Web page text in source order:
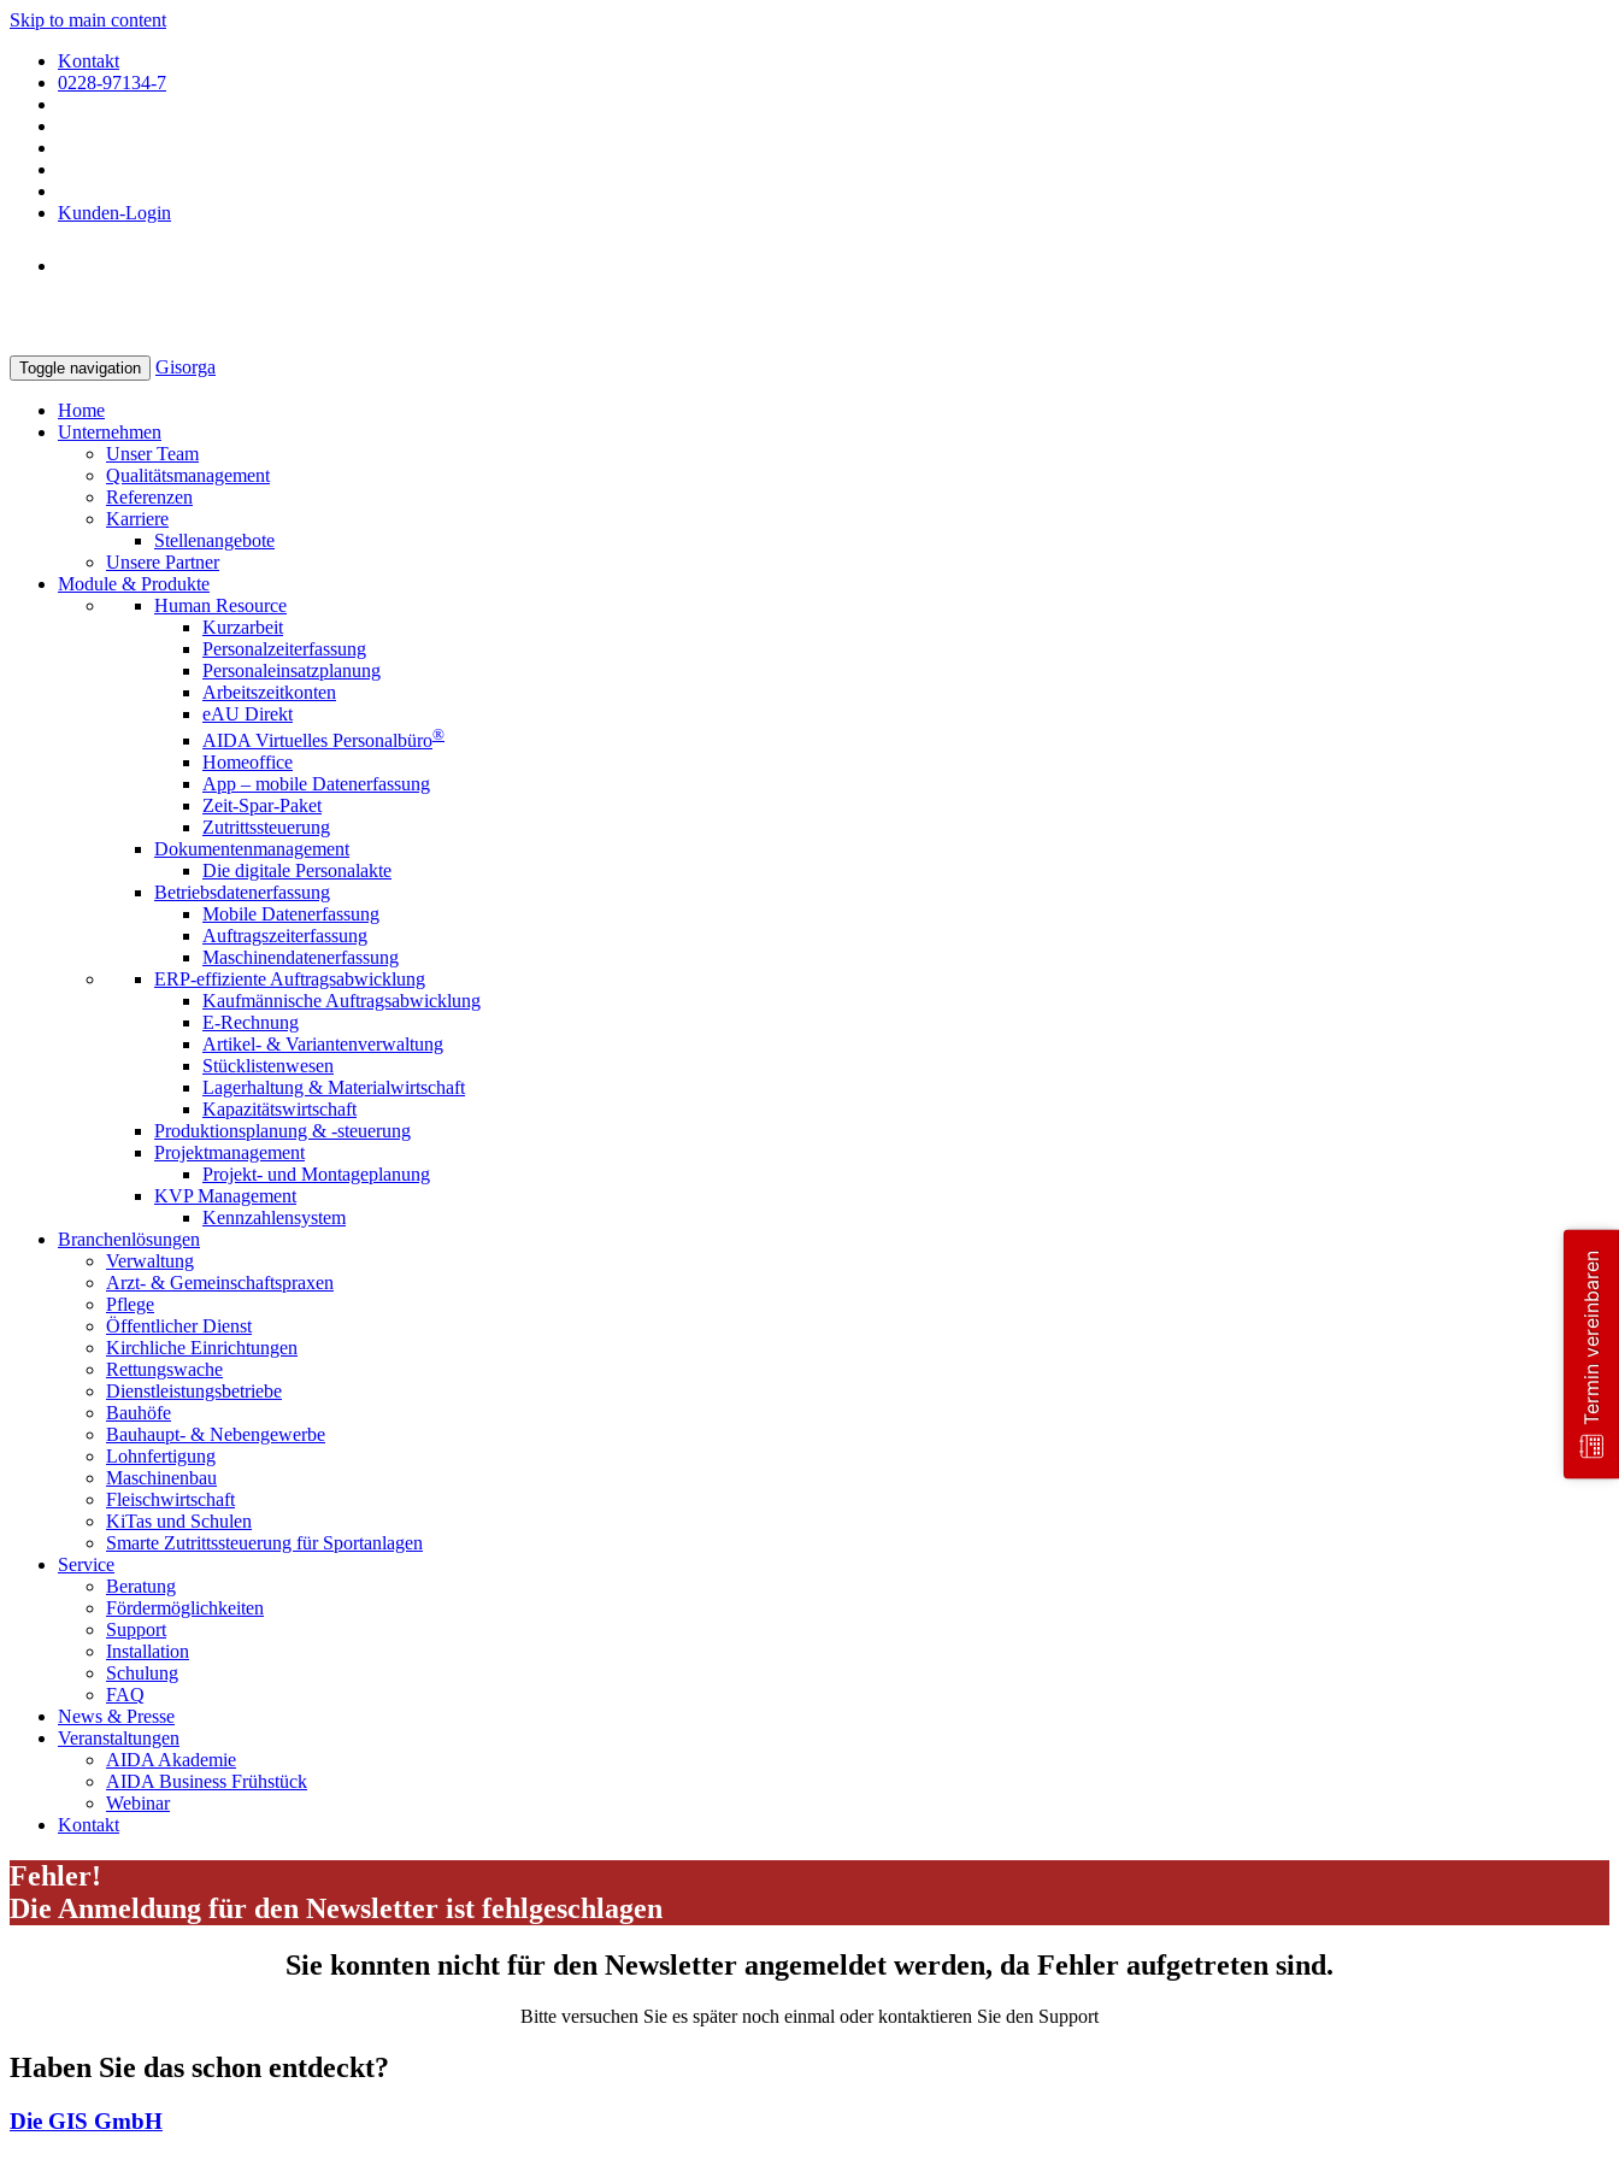
Skip to main content
Kontakt
0228-97134-7
Kunden-Login
Toggle navigation Gisorga
Home
Unternehmen
Unser Team
Qualitätsmanagement
Referenzen
Karriere
Stellenangebote
Unsere Partner
Module & Produkte
Human Resource
Kurzarbeit
Personalzeiterfassung
Personaleinsatzplanung
Arbeitszeitkonten
eAU Direkt
AIDA Virtuelles Personalbüro®
Homeoffice
App – mobile Datenerfassung
Zeit-Spar-Paket
Zutrittssteuerung
Dokumentenmanagement
Die digitale Personalakte
Betriebsdatenerfassung
Mobile Datenerfassung
Auftragszeiterfassung
Maschinendatenerfassung
ERP-effiziente Auftragsabwicklung
Kaufmännische Auftragsabwicklung
E-Rechnung
Artikel- & Variantenverwaltung
Stücklistenwesen
Lagerhaltung & Materialwirtschaft
Kapazitätswirtschaft
Produktionsplanung & -steuerung
Projektmanagement
Projekt- und Montageplanung
KVP Management
Kennzahlensystem
Branchenlösungen
Verwaltung
Arzt- & Gemeinschaftspraxen
Pflege
Öffentlicher Dienst
Kirchliche Einrichtungen
Rettungswache
Dienstleistungsbetriebe
Bauhöfe
Bauhaupt- & Nebengewerbe
Lohnfertigung
Maschinenbau
Fleischwirtschaft
KiTas und Schulen
Smarte Zutrittssteuerung für Sportanlagen
Service
Beratung
Fördermöglichkeiten
Support
Installation
Schulung
FAQ
News & Presse
Veranstaltungen
AIDA Akademie
AIDA Business Frühstück
Webinar
Kontakt
Fehler!
Die Anmeldung für den Newsletter ist fehlgeschlagen
Sie konnten nicht für den Newsletter angemeldet werden, da Fehler aufgetreten sind.
Bitte versuchen Sie es später noch einmal oder kontaktieren Sie den Support
Haben Sie das schon entdeckt?
Die GIS GmbH
Termin vereinbaren